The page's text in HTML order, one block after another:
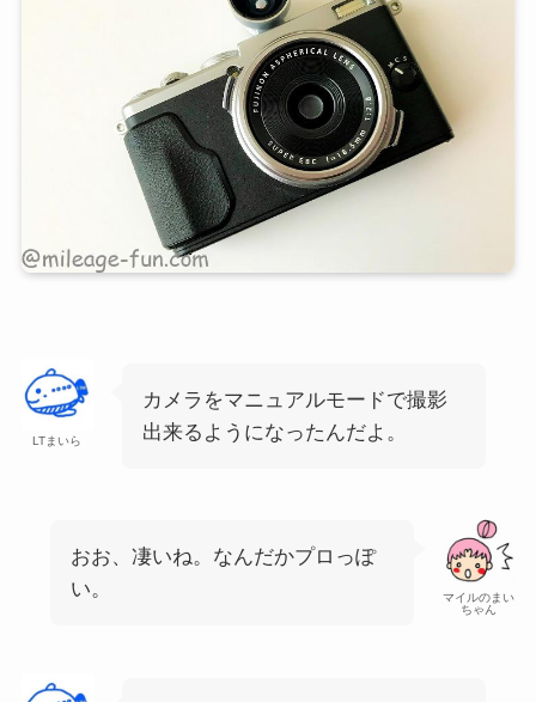
LTまいら
カメラをマニュアルモードで撮影
出来るようになったんだよ。
マイルのまい
ちゃん
おお、凄いね。なんだかプロっぽ
い。